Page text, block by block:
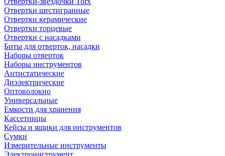
Отвертки шестигранные
Отвертки керамические
Отвертки торцевые
Отвертки с насадками
Биты для отверток, насадки
Наборы отверток
Наборы инструментов
Антистатические
Диэлектрические
Оптоволокно
Универсальные
Емкости для хранения
Кассетницы
Кейсы и ящики для инструментов
Сумки
Измерительные инструменты
Электроинструмент